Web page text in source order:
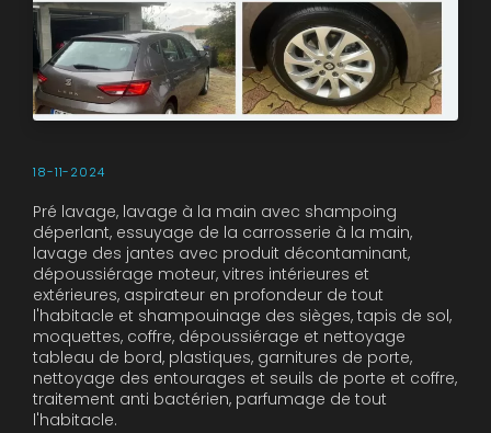
18-11-2024
Pré lavage, lavage à la main avec shampoing
déperlant, essuyage de la carrosserie à la main,
lavage des jantes avec produit décontaminant,
dépoussiérage moteur, vitres intérieures et
extérieures, aspirateur en profondeur de tout
l'habitacle et shampouinage des sièges, tapis de sol,
moquettes, coffre, dépoussiérage et nettoyage
tableau de bord, plastiques, garnitures de porte,
nettoyage des entourages et seuils de porte et coffre,
traitement anti bactérien, parfumage de tout
l'habitacle.